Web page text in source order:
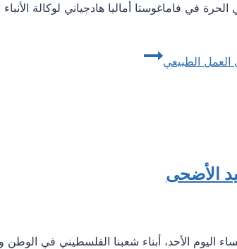
الحرة في فاماغوستا أماليا هادجياني لوكالة
الطبيعي
الأضحى
عباس، مساء اليوم الأحد، أبناء شعبنا الفلسطيني